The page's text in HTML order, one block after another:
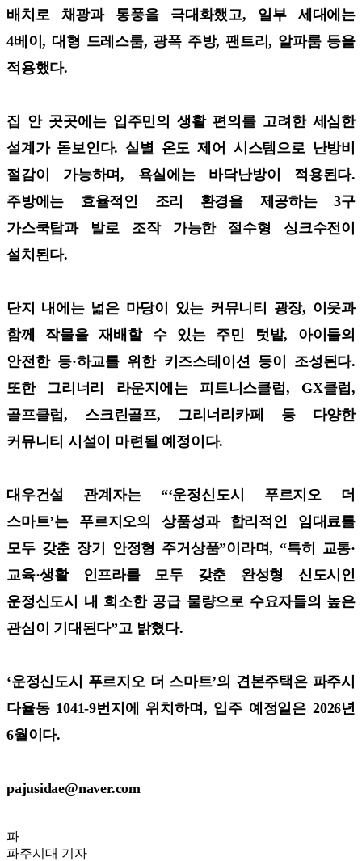
배치로 채광과 통풍을 극대화했고, 일부 세대에는
4베이, 대형 드레스룸, 광폭 주방, 팬트리, 알파룸 등을
적용했다.
집 안 곳곳에는 입주민의 생활 편의를 고려한 세심한
설계가 돋보인다. 실별 온도 제어 시스템으로 난방비
절감이 가능하며, 욕실에는 바닥난방이 적용된다.
주방에는 효율적인 조리 환경을 제공하는 3구
가스쿡탑과 발로 조작 가능한 절수형 싱크수전이
설치된다.
단지 내에는 넓은 마당이 있는 커뮤니티 광장, 이웃과
함께 작물을 재배할 수 있는 주민 텃밭, 아이들의
안전한 등·하교를 위한 키즈스테이션 등이 조성된다.
또한 그리너리 라운지에는 피트니스클럽, GX클럽,
골프클럽, 스크린골프, 그리너리카페 등 다양한
커뮤니티 시설이 마련될 예정이다.
대우건설 관계자는 “‘운정신도시 푸르지오 더
스마트’는 푸르지오의 상품성과 합리적인 임대료를
모두 갖춘 장기 안정형 주거상품”이라며, “특히 교통·
교육·생활 인프라를 모두 갖춘 완성형 신도시인
운정신도시 내 희소한 공급 물량으로 수요자들의 높은
관심이 기대된다”고 밝혔다.
‘운정신도시 푸르지오 더 스마트’의 견본주택은 파주시
다율동 1041-9번지에 위치하며, 입주 예정일은 2026년
6월이다.
pajusidae@naver.com
파
파주시대 기자